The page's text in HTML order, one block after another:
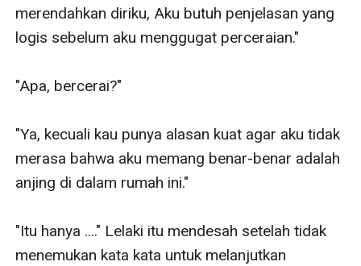
merendahkan diriku, Aku butuh penjelasan yang
logis sebelum aku menggugat perceraian."
"Apa, bercerai?"
"Ya, kecuali kau punya alasan kuat agar aku tidak
merasa bahwa aku memang benar-benar adalah
anjing di dalam rumah ini."
"Itu hanya ...." Lelaki itu mendesah setelah tidak
menemukan kata kata untuk melanjutkan